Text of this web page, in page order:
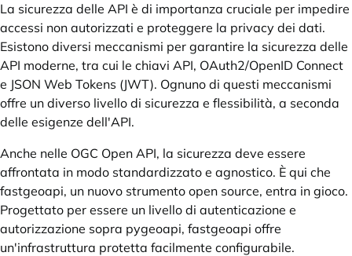
La sicurezza delle API è di importanza cruciale per impedire
accessi non autorizzati e proteggere la privacy dei dati.
Esistono diversi meccanismi per garantire la sicurezza delle
API moderne, tra cui le chiavi API, OAuth2/OpenID Connect
e JSON Web Tokens (JWT). Ognuno di questi meccanismi
offre un diverso livello di sicurezza e flessibilità, a seconda
delle esigenze dell'API.
Anche nelle OGC Open API, la sicurezza deve essere
affrontata in modo standardizzato e agnostico. È qui che
fastgeoapi, un nuovo strumento open source, entra in gioco.
Progettato per essere un livello di autenticazione e
autorizzazione sopra pygeoapi, fastgeoapi offre
un'infrastruttura protetta facilmente configurabile.